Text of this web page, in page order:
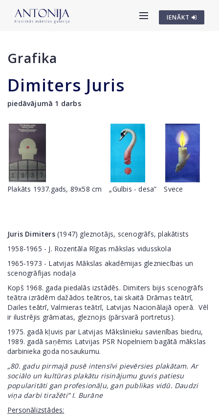
IENĀKT
Grafika
Dimiters Juris
piedāvājumā 1 darbs
Plakāts 1937.gads, 89x58 cm „Gulbis - desa” Svece
Juris Dimiters(1947) gleznotājs, scenogrāfs, plakātists
1958-1965 - J. Rozentāla Rīgas mākslas vidusskola
1965-1973 - Latvijas Mākslas akadēmijas glezniecības un
scenogrāfijas nodaļa
Kopš 1968. gada piedalās izstādēs. Dimiters bijis scenogrāfs
teātra izrādēm dažādos teātros, tai skaitā Drāmas teātrī,
Dailes teātrī, Valmieras teātrī, Latvijas Nacionālajā operā. Vēl
ir ilustrējis grāmatas, gleznojis (pārsvarā portretus).
1975. gadā kļuvis par Latvijas Mākslinieku savienības biedru,
1989. gadā saņēmis Latvijas PSR Nopelniem bagātā mākslas
darbinieka goda nosaukumu.
„80. gadu pirmajā pusē intensīvi pievērsies plakātam. Ar
sociālo un kultūras plakātu risinājumu guvis patiesu
popularitāti gan profesionāļu, gan publikas vidū. Daudzi
viņa darbi tiražēti” I. Burāne
Personālizstādes: